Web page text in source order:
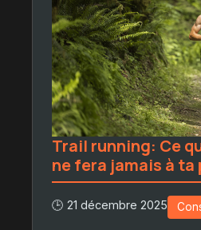
Trail running: Ce
ne fera jamais à ta
🕒 21 décembre 2025